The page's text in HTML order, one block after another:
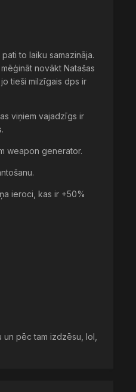
to laiku samazināja.
novākt Natašas
tieši milzīgais dps ir
viņiem vajadzīgs ir
weapon generator.
ieroci, kas ir +50%
pēc tam izdzēsu, lol,